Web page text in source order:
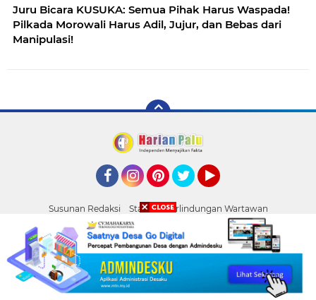
Juru Bicara KUSUKA: Semua Pihak Harus Waspada!
Pilkada Morowali Harus Adil, Jujur, dan Bebas dari
Manipulasi!
Susunan Redaksi
Standar Perlindungan Wartawan
Pasang Iklan
Tentang Kami Pedoman Media Siber
Palu
Bapenda Donggala Jadi Tersangka Pemprov Sulteng Siap Hadapi
Copyright ©2026 HARIAN PALU